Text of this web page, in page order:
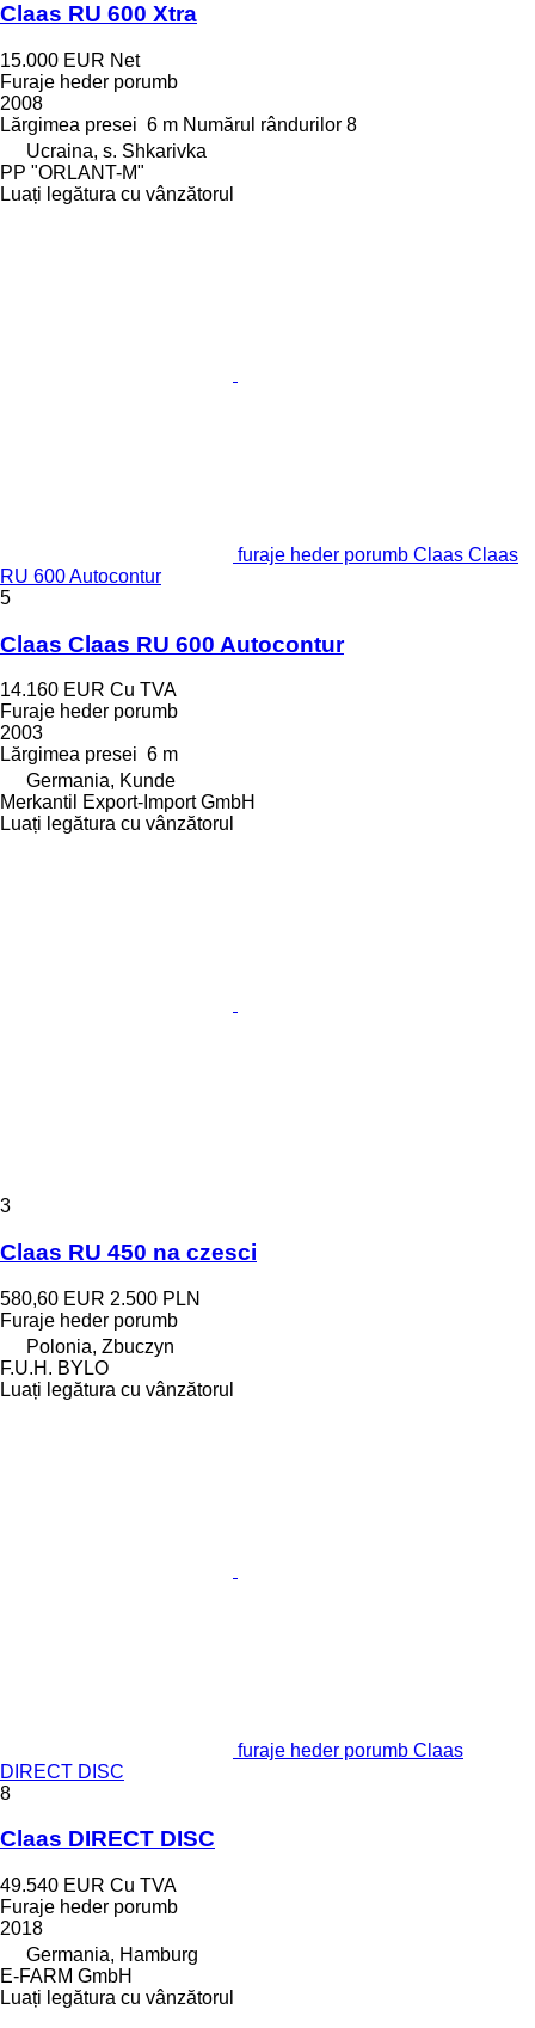
Claas RU 600 Xtra
15.000 EUR Net
Furaje heder porumb
2008
Lărgimea presei 6 m Numărul rândurilor 8
Ucraina, s. Shkarivka
PP "ORLANT-M"
Luați legătura cu vânzătorul
furaje heder porumb Claas Claas
RU 600 Autocontur
5
Claas Claas RU 600 Autocontur
14.160 EUR Cu TVA
Furaje heder porumb
2003
Lărgimea presei 6 m
Germania, Kunde
Merkantil Export-Import GmbH
Luați legătura cu vânzătorul
3
Claas RU 450 na czesci
580,60 EUR 2.500 PLN
Furaje heder porumb
Polonia, Zbuczyn
F.U.H. BYLO
Luați legătura cu vânzătorul
furaje heder porumb Claas
DIRECT DISC
8
Claas DIRECT DISC
49.540 EUR Cu TVA
Furaje heder porumb
2018
Germania, Hamburg
E-FARM GmbH
Luați legătura cu vânzătorul